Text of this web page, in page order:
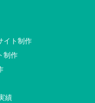
イト制作
制作
績